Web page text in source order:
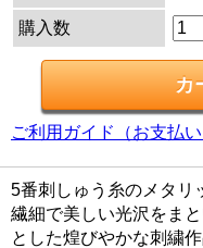
購入数
ご利用ガイド（お支払い
5番刺しゅう糸のメタリ
繊細で美しい光沢をま
とした煌びやかな刺繍